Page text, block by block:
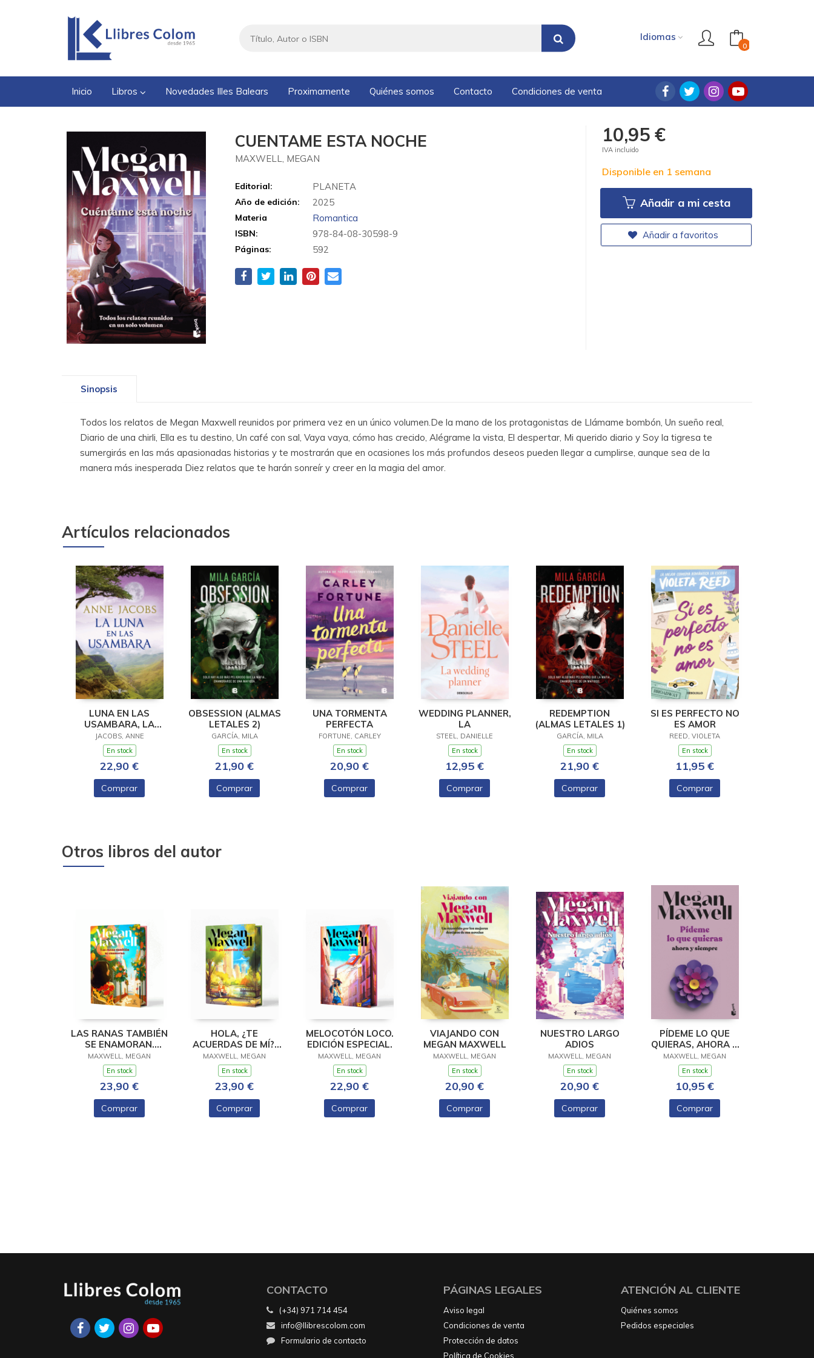
Idiomas
0
Inicio Libros Novedades Illes Balears Proximamente Quiénes somos Contacto Condiciones de venta
CUENTAME ESTA NOCHE
MAXWELL, MEGAN
Editorial: PLANETA
Año de edición: 2025
Materia Romantica
ISBN: 978-84-08-30598-9
Páginas: 592
10,95 €
IVA incluido
Disponible en 1 semana
Añadir a mi cesta
Añadir a favoritos
Sinopsis
Todos los relatos de Megan Maxwell reunidos por primera vez en un único volumen.De la mano de los protagonistas de Llámame bombón, Un sueño real,
Diario de una chirli, Ella es tu destino, Un café con sal, Vaya vaya, cómo has crecido, Alégrame la vista, El despertar, Mi querido diario y Soy la tigresa te
sumergirás en las más apasionadas historias y te mostrarán que en ocasiones los más profundos deseos pueden llegar a cumplirse, aunque sea de la
manera más inesperada Diez relatos que te harán sonreír y creer en la magia del amor.
Artículos relacionados
LUNA EN LAS
USAMBARA, LA
(SUEÑOS DE AFRICA
2)
JACOBS, ANNE
En stock
22,90 €
Comprar
OBSESSION (ALMAS
LETALES 2)
GARCÍA, MILA
En stock
21,90 €
Comprar
UNA TORMENTA
PERFECTA
FORTUNE, CARLEY
En stock
20,90 €
Comprar
WEDDING PLANNER,
LA
STEEL, DANIELLE
En stock
12,95 €
Comprar
REDEMPTION
(ALMAS LETALES 1)
GARCÍA, MILA
En stock
21,90 €
Comprar
SI ES PERFECTO NO
ES AMOR
REED, VIOLETA
En stock
11,95 €
Comprar
Otros libros del autor
LAS RANAS TAMBIÉN
SE ENAMORAN.
EDICIÓN ESPECIAL.
MAXWELL, MEGAN
En stock
23,90 €
Comprar
HOLA, ¿TE
ACUERDAS DE MÍ?.
EDICIÓN ESPECIAL.
MAXWELL, MEGAN
En stock
23,90 €
Comprar
MELOCOTÓN LOCO.
EDICIÓN ESPECIAL.
MAXWELL, MEGAN
En stock
22,90 €
Comprar
VIAJANDO CON
MEGAN MAXWELL
MAXWELL, MEGAN
En stock
20,90 €
Comprar
NUESTRO LARGO
ADIOS
MAXWELL, MEGAN
En stock
20,90 €
Comprar
PÍDEME LO QUE
QUIERAS, AHORA Y
SIEMPRE
MAXWELL, MEGAN
En stock
10,95 €
Comprar
CONTACTO
(+34) 971 714 454
info@llibrescolom.com
Formulario de contacto
PÁGINAS LEGALES
Aviso legal
Condiciones de venta
Protección de datos
Política de Cookies
ATENCIÓN AL CLIENTE
Quiénes somos
Pedidos especiales